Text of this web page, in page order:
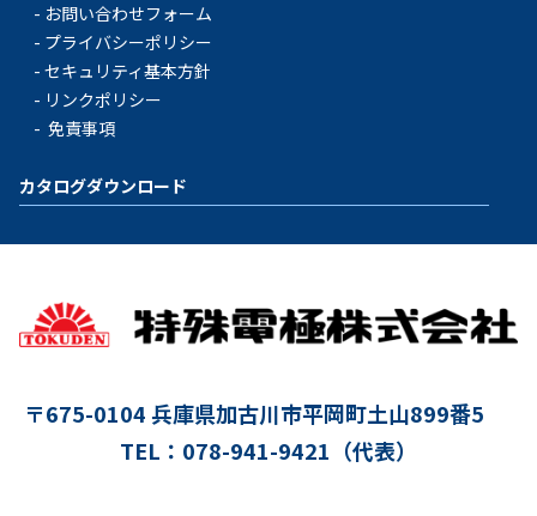
お問い合わせフォーム
プライバシーポリシー
セキュリティ基本方針
リンクポリシー
免責事項
カタログダウンロード
〒675-0104 兵庫県加古川市平岡町土山899番5
TEL：078-941-9421（代表）